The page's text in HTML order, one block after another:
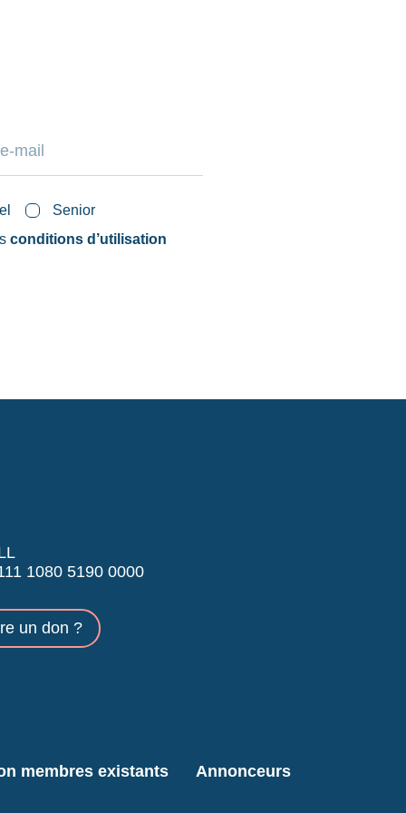
Senior
conditions d’utilisation
1080 5190 0000
un don ?
membres existants Annonceurs